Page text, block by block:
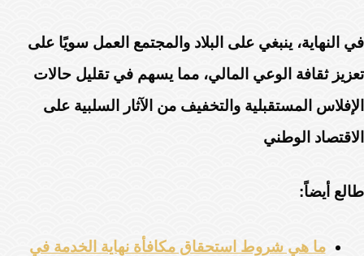
في النهاية، ينبغي على البلاد والمجتمع العمل سويًا على
تعزيز ثقافة الوعي المالي، مما يسهم في تقليل حالات
الإفلاس المستقبلية والتخفيف من الآثار السلبية على
الاقتصاد الوطني
طالع أيضاً:
ما هي شروط استحقاق مكافأة نهاية الخدمة في